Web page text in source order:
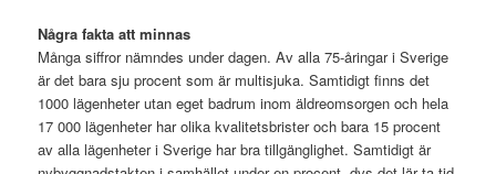
Några fakta att minnas
Många siffror nämndes under dagen. Av alla 75-åringar i Sverige
är det bara sju procent som är multisjuka. Samtidigt finns det
1000 lägenheter utan eget badrum inom äldreomsorgen och hela
17 000 lägenheter har olika kvalitetsbrister och bara 15 procent
av alla lägenheter i Sverige har bra tillgänglighet. Samtidigt är